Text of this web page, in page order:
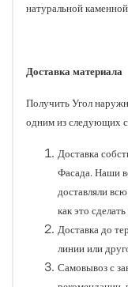
натуральной
Доставка материала
Получить Угол
одним из следующих
Доставка
Фасада. Наши
доставляли
как это
Доставка до
линии или
Самовывоз с